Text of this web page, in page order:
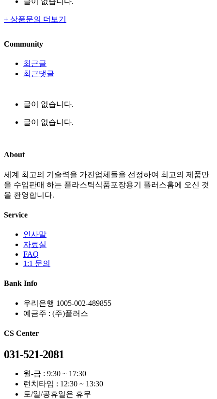
+ 상품문의 더보기
Community
최근글
최근댓글
글이 없습니다.
글이 없습니다.
About
세계 최고의 기술력을 가진업체들을 선정하여 최고의 제품만
을 수입판매 하는 플라스틱식품포장용기 플러스홈에 오신 것
을 환영합니다.
Service
인사말
자료실
FAQ
1:1 문의
Bank Info
우리은행 1005-002-489855
예금주 : (주)플러스
CS Center
031-521-2081
월-금 : 9:30 ~ 17:30
런치타임 : 12:30 ~ 13:30
토/일/공휴일은 휴무